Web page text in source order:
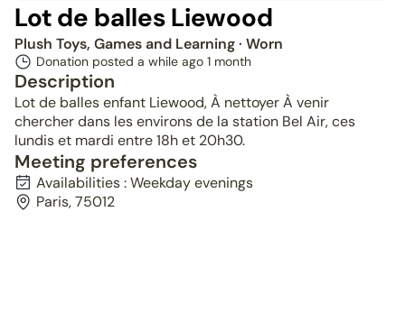
Lot de balles Liewood
Plush Toys, Games and Learning· Worn
Donation posted a while ago 1 month
Description
Lot de balles enfant Liewood, À nettoyer À venir
chercher dans les environs de la station Bel Air, ces
lundis et mardi entre 18h et 20h30.
Meeting preferences
Availabilities : Weekday evenings
Paris, 75012